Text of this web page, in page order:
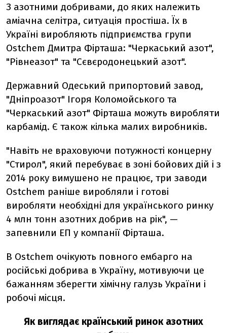
З азотними добривами, до яких належить
аміачна селітра, ситуація простіша. Їх в
Україні виробляють підприємства групи
Ostchem Дмитра Фірташа: "Черкаський азот",
"Рівнеазот" та "Сєвєродонецький азот".
Державний Одеський припортовий завод,
"Дніпроазот" Ігоря Коломойського та
"Черкаський азот" Фірташа можуть виробляти
карбамід. Є також кілька малих виробників.
"Навіть не враховуючи потужності концерну
"Стирол", який перебуває в зоні бойових дій і з
2014 року вимушено не працює, три заводи
Ostchem раніше виробляли і готові
виробляти необхідні для українського ринку
4 млн тонн азотних добрив на рік", —
запевнили ЕП у компанії Фірташа.
В Ostchem очікують повного ембарго на
російські добрива в Україну, мотивуючи це
бажанням зберегти хімічну галузь України і
робочі місця.
Як виглядає країнський ринок азотних